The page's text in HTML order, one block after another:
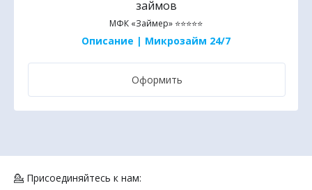
МФК «Займер» ⭐⭐⭐⭐⭐
Описание | Микрозайм 24/7
Оформить
💁 Присоединяйтесь к нам: